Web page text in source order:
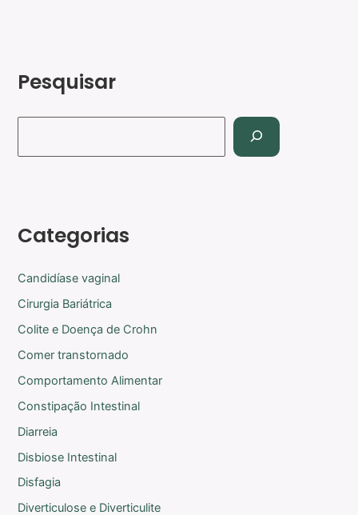
Pesquisar
Categorias
Candidíase vaginal
Cirurgia Bariátrica
Colite e Doença de Crohn
Comer transtornado
Comportamento Alimentar
Constipação Intestinal
Diarreia
Disbiose Intestinal
Disfagia
Diverticulose e Diverticulite